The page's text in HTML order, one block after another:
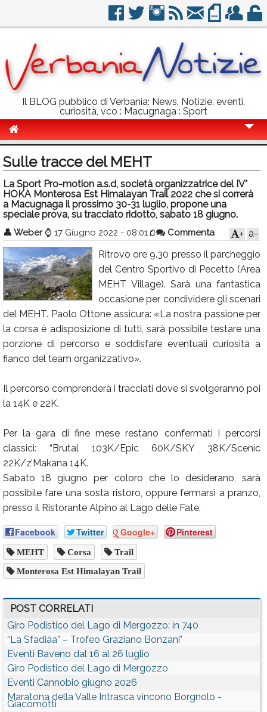
Il BLOG pubblico di Verbania: News, Notizie, eventi,
curiosità, vco : Macugnaga : Sport
Politica
Sport
Eventi
Info Utili
Rubriche
Calendario
Sulle tracce del MEHT
La Sport Pro-motion a.s.d, società organizzatrice del IV°
HOKA Monterosa Est Himalayan Trail 2022 che si correrà
a Macugnaga il prossimo 30-31 luglio, propone una
speciale prova, su tracciato ridotto, sabato 18 giugno.
👤 Weber ⌚ 17 Giugno 2022 - 08:01 Commenta a-
+
Ritrovo ore 9.30 presso il parcheggio
del Centro Sportivo di Pecetto (Area
MEHT Village). Sarà una fantastica
occasione per condividere gli scenari
del MEHT. Paolo Ottone assicura: «La nostra passione per
la corsa è adisposizione di tutti, sarà possibile testare una
porzione di percorso e soddisfare eventuali curiosità a
fianco del team organizzativo».
Il percorso comprenderà i tracciati dove si svolgeranno poi
la 14K e 22K.
Per la gara di fine mese restano confermati i percorsi
classici: “Brutal 103K/Epic 60K/SKY 38K/Scenic
22K/z’Makana 14K.
Sabato 18 giugno per coloro che lo desiderano, sarà
possibile fare una sosta ristoro, oppure fermarsi a pranzo,
presso il Ristorante Alpino al Lago delle Fate.
Facebook Twitter Google+ Pinterest
MEHT Corsa Trail
Monterosa Est Himalayan Trail
POST CORRELATI
Giro Podistico del Lago di Mergozzo: in 740
“La Sfadiàa” – Trofeo Graziano Bonzani"
Eventi Baveno dal 16 al 26 luglio
Giro Podistico del Lago di Mergozzo
Eventi Cannobio giugno 2026
Maratona della Valle Intrasca vincono Borgnolo -
Giacomotti